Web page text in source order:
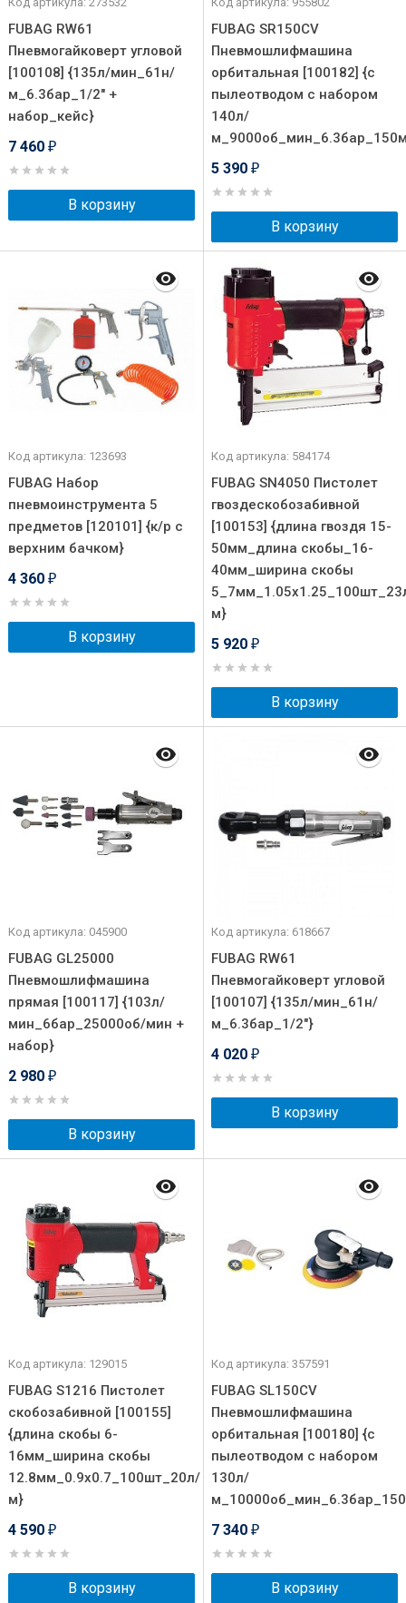
FUBAG RW61
Пневмогайковерт угловой
[100108] {135л/мин_61н/
м_6.3бар_1/2" +
набор_кейс}
7 460 ₽
В корзину
FUBAG SR150CV
Пневмошлифмашина
орбитальная [100182] {с
пылеотводом c набором
140л/
5 390 ₽
В корзину
Код артикула: 123693
FUBAG Набор
пневмоинструмента 5
предметов [120101] {к/р с
верхним бачком}
4 360 ₽
В корзину
Код артикула: 584174
FUBAG SN4050 Пистолет
гвоздескобозабивной
[100153] {длина гвоздя 15-
50мм_длина скобы_16-
40мм_ширина скобы
м}
5 920 ₽
В корзину
Код артикула: 045900
FUBAG GL25000
Пневмошлифмашина
прямая [100117] {103л/
мин_6бар_25000об/мин +
набор}
2 980 ₽
В корзину
Код артикула: 618667
FUBAG RW61
Пневмогайковерт угловой
[100107] {135л/мин_61н/
м_6.3бар_1/2"}
4 020 ₽
В корзину
Код артикула: 129015
FUBAG S1216 Пистолет
скобозабивной [100155]
{длина скобы 6-
16мм_ширина скобы
12.8мм_0.9х0.7_100шт_20л/
м}
4 590 ₽
В корзину
Код артикула: 357591
FUBAG SL150CV
Пневмошлифмашина
орбитальная [100180] {с
пылеотводом с набором
130л/
7 340 ₽
В корзину